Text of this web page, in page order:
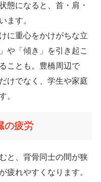
態になると、首・肩・
ます。
に重心をかけがちな立
や「傾き」を引き起こ
ことも。豊橋周辺で
けでなく、学生や家庭
。
の疲労
と、背骨同士の間が狭
疲れやすくなります。